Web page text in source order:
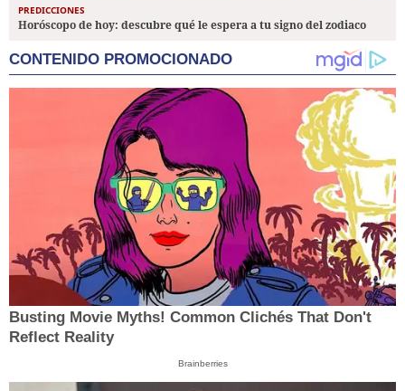
PREDICCIONES
Horóscopo de hoy: descubre qué le espera a tu signo del zodiaco
CONTENIDO PROMOCIONADO
Busting Movie Myths! Common Clichés That Don't
Reflect Reality
Brainberries